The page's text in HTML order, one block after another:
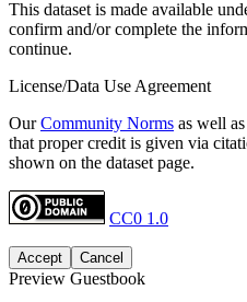
This dataset is made available
confirm and/or complete the
continue.
License/Data Use Agreement
OurCommunity Norms as well
that proper credit is given via
shown on the dataset page.
CC0 1.0
Accept Cancel
Preview Guestbook